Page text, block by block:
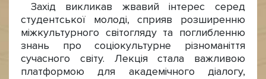
Захід викликав жвавий інтерес серед
студентської молоді, сприяв розширенню
міжкультурного світогляду та поглибленню
знань про соціокультурне різноманіття
сучасного світу. Лекція стала важливою
платформою для академічного діалогу,